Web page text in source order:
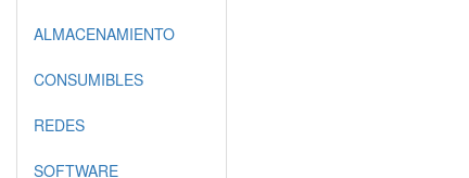
ALMACENAMIENTO
CONSUMIBLES
REDES
SOFTWARE